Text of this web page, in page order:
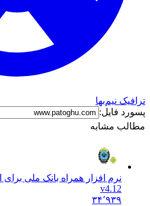
ترافیک نیم‌بها
پسورد فایل:
مطالب مشابه
نرم افزار همراه بانک ملی برای
v4.12
۳۴٬۹۳۹